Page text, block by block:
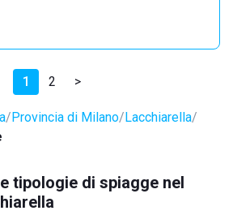
1 2 >
Provincia di Milano Lacchiarella
tipologie di spiagge nel